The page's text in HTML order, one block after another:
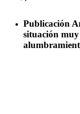
Publicación
situación